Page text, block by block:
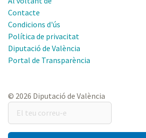
Contacte
Condicions d'ús
Política de privacitat
Diputació de València
Portal de Transparència
© 2026 Diputació de València
El
teu
correu-